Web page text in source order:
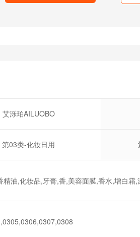
艾泺珀AILUOBO
第03类-化妆日用
精油,化妆品,牙膏,香,美容面膜,香水,增白霜,